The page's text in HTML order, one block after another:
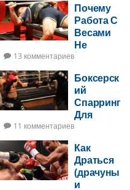
ом мешке
Почему
Работа С
Весами
Не
Мощь
13 комментариев
Боксерск
ий
Спарринг
Для
11 комментариев
Как
Драться
(драчуны
и